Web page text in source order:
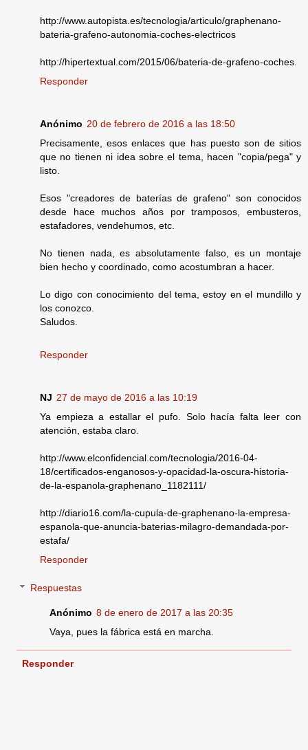
http://www.autopista.es/tecnologia/articulo/graphenano-
bateria-grafeno-autonomia-coches-electricos
http://hipertextual.com/2015/06/bateria-de-grafeno-coches.
Responder
Anónimo 20 de febrero de 2016 a las 18:50
Precisamente, esos enlaces que has puesto son de sitios
que no tienen ni idea sobre el tema, hacen "copia/pega" y
listo.
Esos "creadores de baterías de grafeno" son conocidos
desde hace muchos años por tramposos, embusteros,
estafadores, vendehumos, etc.
No tienen nada, es absolutamente falso, es un montaje
bien hecho y coordinado, como acostumbran a hacer.
Lo digo con conocimiento del tema, estoy en el mundillo y
los conozco.
Saludos.
Responder
NJ 27 de mayo de 2016 a las 10:19
Ya empieza a estallar el pufo. Solo hacía falta leer con
atención, estaba claro.
http://www.elconfidencial.com/tecnologia/2016-04-
18/certificados-enganosos-y-opacidad-la-oscura-historia-
de-la-espanola-graphenano_1182111/
http://diario16.com/la-cupula-de-graphenano-la-empresa-
espanola-que-anuncia-baterias-milagro-demandada-por-
estafa/
Responder
Respuestas
Anónimo 8 de enero de 2017 a las 20:35
Vaya, pues la fábrica está en marcha.
Responder